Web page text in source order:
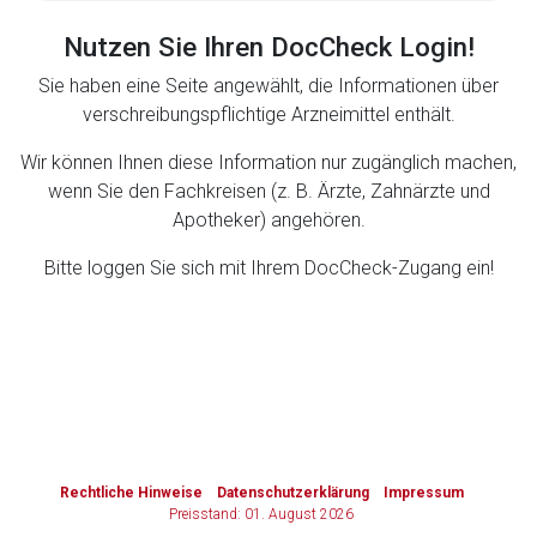
Nutzen Sie Ihren DocCheck Login!
Sie haben eine Seite angewählt, die Informationen über
verschreibungspflichtige Arzneimittel enthält.
Wir können Ihnen diese Information nur zugänglich machen,
wenn Sie den Fachkreisen (z. B. Ärzte, Zahnärzte und
Apotheker) angehören.
Bitte loggen Sie sich mit Ihrem DocCheck-Zugang ein!
Rechtliche Hinweise Datenschutzerklärung
Impressum
Preisstand: 01. August 2026
Zurück zur rote-liste.de Zur Seite